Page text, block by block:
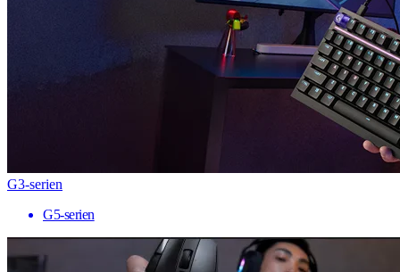
G3-serien
G5-serien